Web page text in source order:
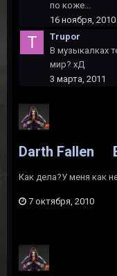
по коже...
16 ноября, 2010
Trupor
В музыкалках
мир? хД
3 марта, 2011
Darth Fallen
Как дела?У меня как
7 октября, 2010